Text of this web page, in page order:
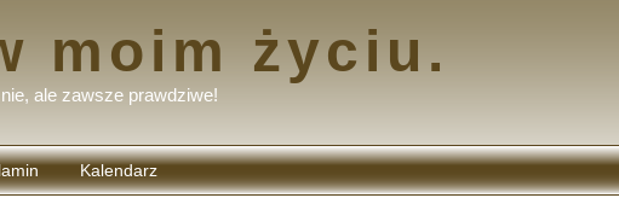
moim życiu.
ale zawsze prawdziwe!
Kalendarz